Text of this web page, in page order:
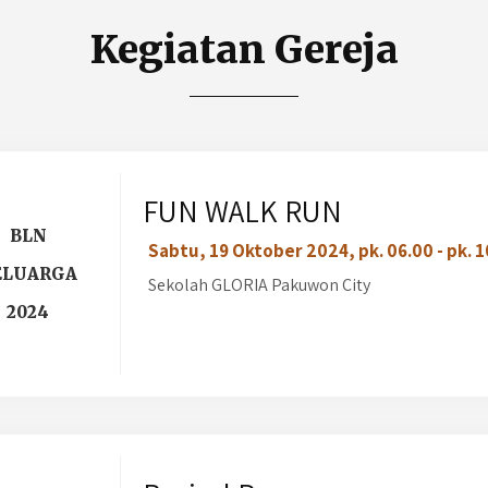
Kegiatan Gereja
BLN
2024
FUN WALK RUN
Sabtu, 19 Oktober 2024, pk. 06.00 - pk.
Sekolah GLORIA Pakuwon City